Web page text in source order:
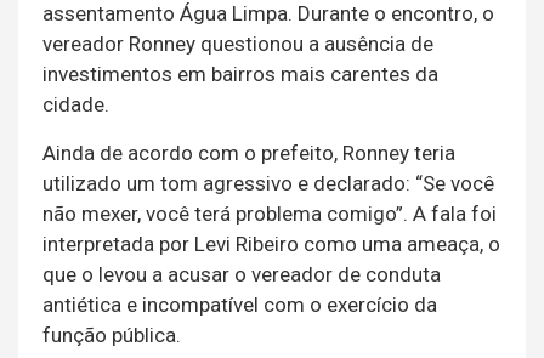
assentamento Água Limpa. Durante o encontro, o
vereador Ronney questionou a ausência de
investimentos em bairros mais carentes da
cidade.
Ainda de acordo com o prefeito, Ronney teria
utilizado um tom agressivo e declarado: “Se você
não mexer, você terá problema comigo”. A fala foi
interpretada por Levi Ribeiro como uma ameaça, o
que o levou a acusar o vereador de conduta
antiética e incompatível com o exercício da
função pública.